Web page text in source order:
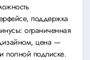
поддержка
ограниченная
цена —
полной подписке.